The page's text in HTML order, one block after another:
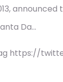
Da…
https://